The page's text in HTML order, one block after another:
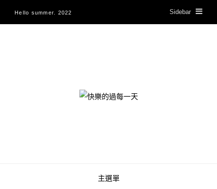
Hello summer. 2022 Sidebar
快樂的過每一天
主選單